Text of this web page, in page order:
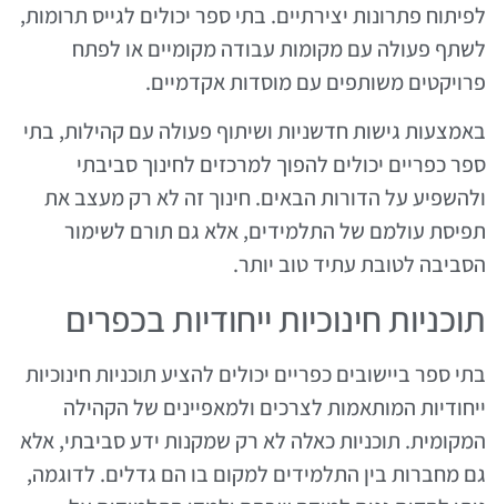
לפיתוח פתרונות יצירתיים. בתי ספר יכולים לגייס תרומות,
לשתף פעולה עם מקומות עבודה מקומיים או לפתח
פרויקטים משותפים עם מוסדות אקדמיים.
באמצעות גישות חדשניות ושיתוף פעולה עם קהילות, בתי
ספר כפריים יכולים להפוך למרכזים לחינוך סביבתי
ולהשפיע על הדורות הבאים. חינוך זה לא רק מעצב את
תפיסת עולמם של התלמידים, אלא גם תורם לשימור
הסביבה לטובת עתיד טוב יותר.
תוכניות חינוכיות ייחודיות בכפרים
בתי ספר ביישובים כפריים יכולים להציע תוכניות חינוכיות
ייחודיות המותאמות לצרכים ולמאפיינים של הקהילה
המקומית. תוכניות כאלה לא רק שמקנות ידע סביבתי, אלא
גם מחברות בין התלמידים למקום בו הם גדלים. לדוגמה,